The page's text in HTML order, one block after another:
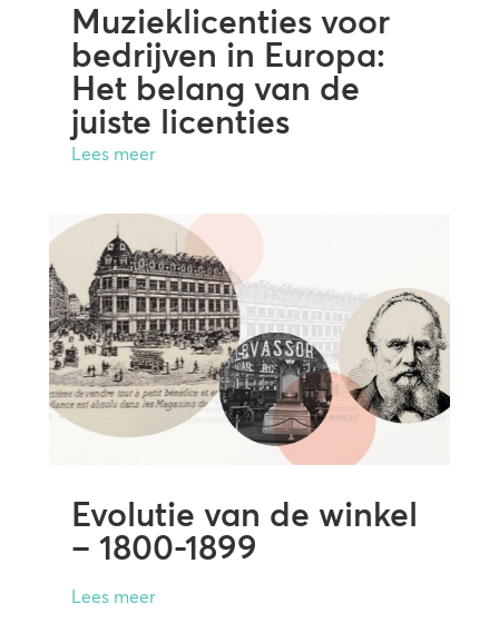
Muzieklicenties voor
bedrijven in Europa:
Het belang van de
juiste licenties
Lees meer
Evolutie van de winkel
– 1800-1899
Lees meer